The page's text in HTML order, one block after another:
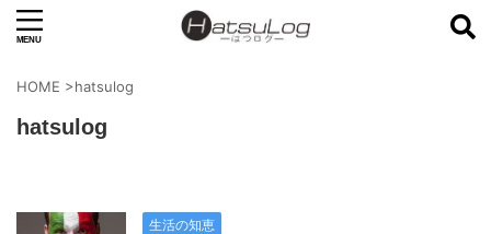
HOME >hatsulog
hatsulog
生活の知恵